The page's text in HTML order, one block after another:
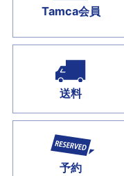
Tamca会員
送料
予約